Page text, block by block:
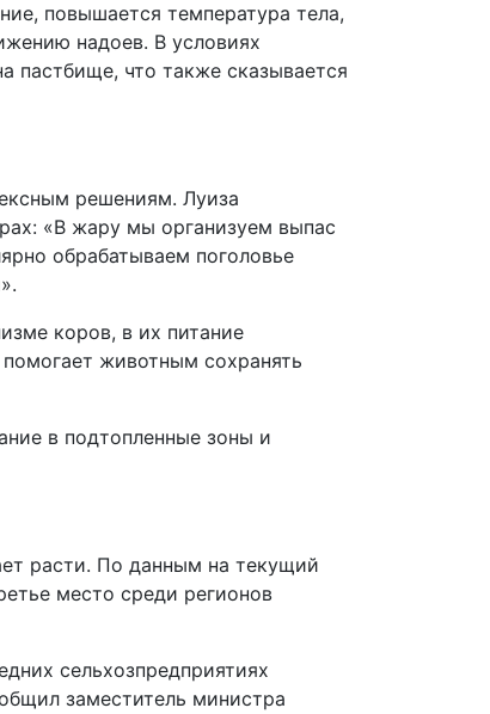
повышается температура тела,
надоев. В условиях
пастбище, что также сказывается
решениям. Луиза
«В жару мы организуем выпас
обрабатываем поголовье
коров, в их питание
животным сохранять
в подтопленные зоны и
расти. По данным на текущий
место среди регионов
сельхозпредприятиях
заместитель министра